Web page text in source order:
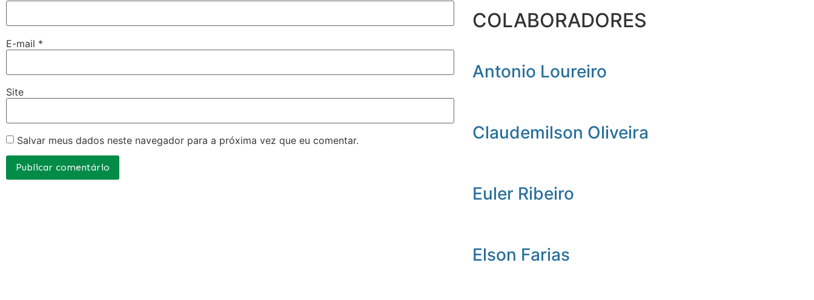
E-mail *
Site
Salvar meus dados neste navegador para a próxima vez que eu comentar.
COLABORADORES
Antonio Loureiro
Claudemilson Oliveira
Euler Ribeiro
Elson Farias